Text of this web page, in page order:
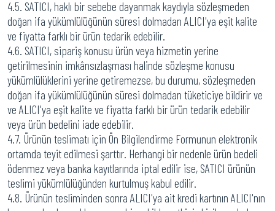
4.5. SATICI, haklı bir sebebe dayanmak kaydıyla sözleşmeden
doğan ifa yükümlülüğünün süresi dolmadan ALICI'ya eşit kalite
ve fiyatta farklı bir ürün tedarik edebilir.
4.6. SATICI, sipariş konusu ürün veya hizmetin yerine
getirilmesinin imkânsızlaşması halinde sözleşme konusu
yükümlülüklerini yerine getiremezse, bu durumu, sözleşmeden
doğan ifa yükümlülüğünün süresi dolmadan tüketiciye bildirir ve
ve ALICI'ya eşit kalite ve fiyatta farklı bir ürün tedarik edebilir
veya ürün bedelini iade edebilir.
4.7. Ürünün teslimatı için Ön Bilgilendirme Formunun elektronik
ortamda teyit edilmesi şarttır. Herhangi bir nedenle ürün bedeli
ödenmez veya banka kayıtlarında iptal edilir ise, SATICI ürünün
teslimi yükümlülüğünden kurtulmuş kabul edilir.
4.8. Ürünün tesliminden sonra ALICI'ya ait kredi kartının ALICI'nın